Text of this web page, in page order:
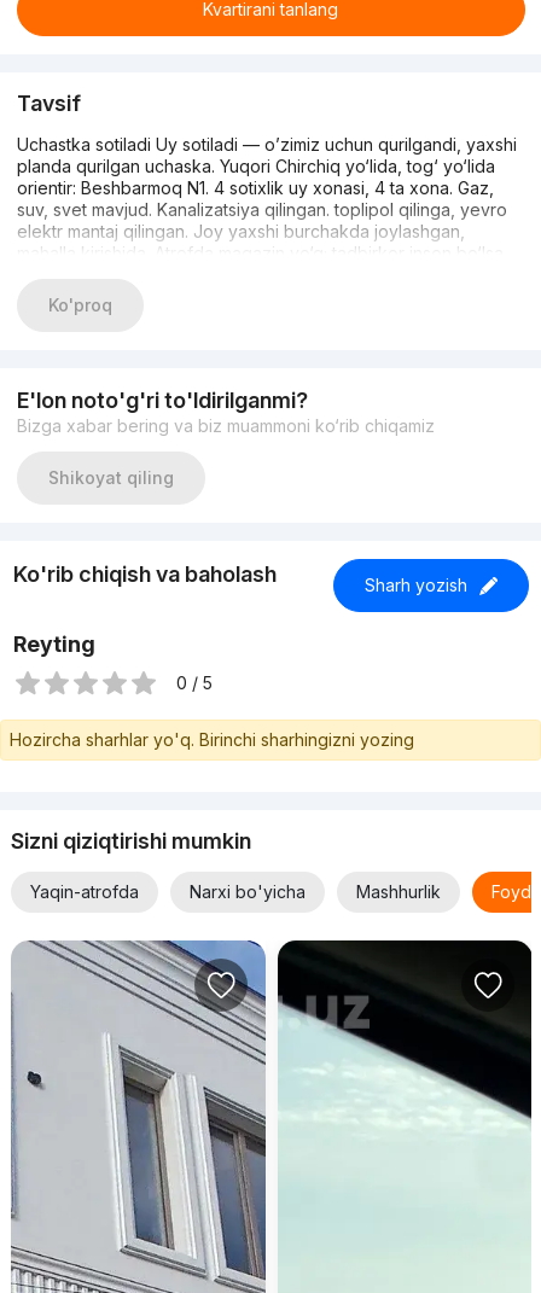
Kvartirani tanlang
Tavsif
Uchastka sotiladi Uy sotiladi — o’zimiz uchun qurilgandi, yaxshi
planda qurilgan uchaska. Yuqori Chirchiq yo‘lida, tog‘ yo‘lida
orientir: Beshbarmoq N1. 4 sotixlik uy xonasi, 4 ta xona. Gaz,
suv, svet mavjud. Kanalizatsiya qilingan. toplipol qilinga, yevro
elektr mantaj qilingan. Joy yaxshi burchakda joylashgan,
mahalla kirishida. Atrofda magazin yo‘q; tadbirkor inson bo‘lsa
Kelishamiz. Hujjatlari joyida. Tel: 942911220 / nomer ishlamasa
Telegram orqali yozing
Ko'proq
E'lon noto'g'ri to'ldirilganmi?
Bizga xabar bering va biz muammoni ko‘rib chiqamiz
Shikoyat qiling
Ko'rib chiqish va baholash Sharh yozish
Reyting
0 / 5
Hozircha sharhlar yo'q. Birinchi sharhingizni yozing
Sizni qiziqtirishi mumkin
Yaqin-atrofda Narxi bo'yicha Mashhurlik